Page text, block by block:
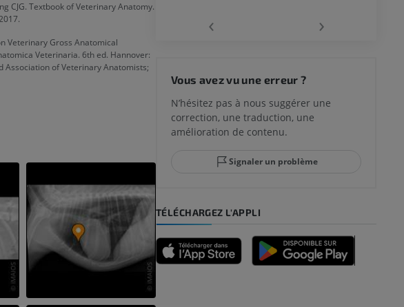
CJG. Textbook of Veterinary Anatomy.
Veterinary Gross Anatomical
Veterinaria. 6th ed. Hannover:
Association of Veterinary Anatomists;
‹ ›
Vous avez vu une erreur ?
N’hésitez pas à nous suggérer une
correction, une traduction, une
amélioration de contenu.
Signaler un problème
TÉLÉCHARGEZ L'APPLI